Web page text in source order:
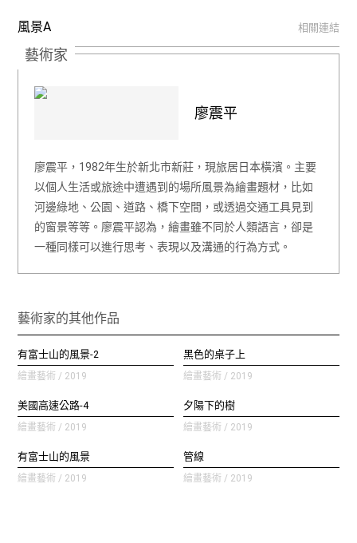
風景A 相關連結
藝術家
廖震平
廖震平，1982年生於新北市新莊，現旅居日本橫濱。主要
以個人生活或旅途中遭遇到的場所風景為繪畫題材，比如
河邊綠地、公園、道路、橋下空間，或透過交通工具見到
的窗景等等。廖震平認為，繪畫雖不同於人類語言，卻是
一種同樣可以進行思考、表現以及溝通的行為方式。
藝術家的其他作品
有富士山的風景-2
繪畫藝術 / 2019
黑色的桌子上
繪畫藝術 / 2019
美國高速公路-4
繪畫藝術 / 2019
夕陽下的樹
繪畫藝術 / 2019
有富士山的風景
繪畫藝術 / 2019
管線
繪畫藝術 / 2019